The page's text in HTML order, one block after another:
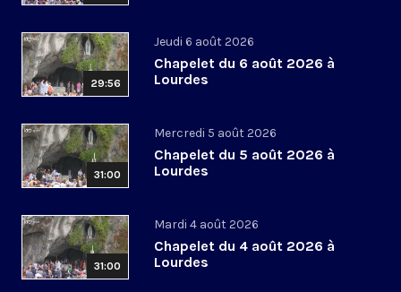
29:56
Jeudi 6 août 2026
Chapelet du 6 août 2026 à
Lourdes
31:00
Mercredi 5 août 2026
Chapelet du 5 août 2026 à
Lourdes
31:00
Mardi 4 août 2026
Chapelet du 4 août 2026 à
Lourdes